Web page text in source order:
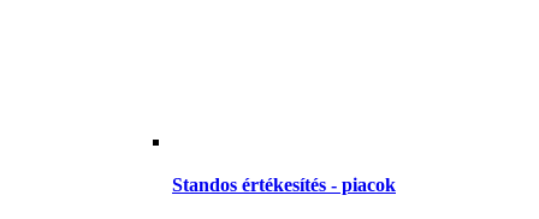
Standos értékesítés - piacok